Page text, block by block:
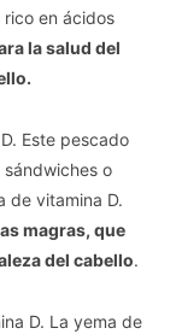
rico en ácidos
la salud del
Este pescado
o
de vitamina D.
magras, que
del cabello.
D. La yema de